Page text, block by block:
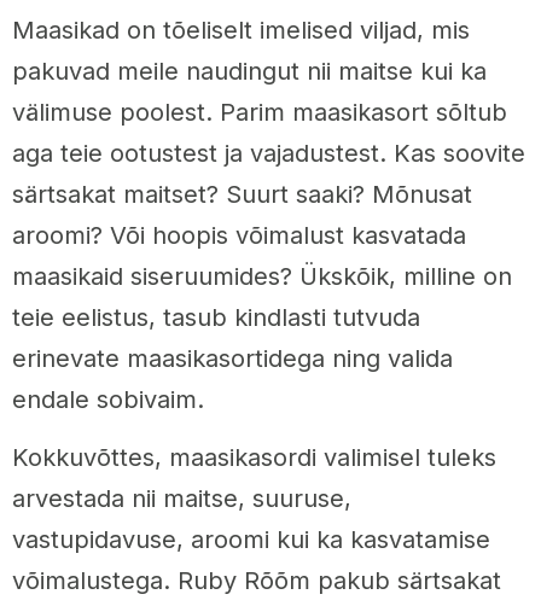
Maasikad on tõeliselt imelised viljad, mis
pakuvad meile naudingut nii maitse kui ka
välimuse poolest. Parim maasikasort sõltub
aga teie ootustest ja vajadustest. Kas soovite
särtsakat maitset? Suurt saaki? Mõnusat
aroomi? Või hoopis võimalust kasvatada
maasikaid siseruumides? Ükskõik, milline on
teie eelistus, tasub kindlasti tutvuda
erinevate maasikasortidega ning valida
endale sobivaim.
Kokkuvõttes, maasikasordi valimisel tuleks
arvestada nii maitse, suuruse,
vastupidavuse, aroomi kui ka kasvatamise
võimalustega. Ruby Rõõm pakub särtsakat